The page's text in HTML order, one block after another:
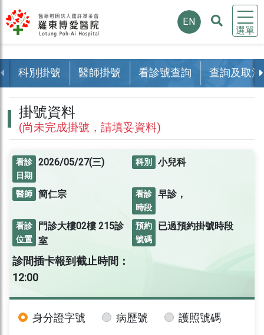
選單
EN
科別掛號 醫師掛號 看診號查詢 查詢及取消
掛號資料
(尚未完成掛號，請填妥資料)
看診
日期
2026/05/27(三) 科別 小兒科
醫師 簡仁宗
看診
時段
早診，
看診
位置
門診大樓02樓215診
室
預約
號碼
已過預約掛號時段
診間插卡報到截止時間：
12:00
身分證字號 病歷號
護照號碼